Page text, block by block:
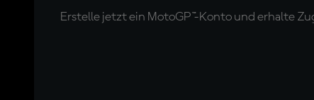
Erstelle jetzt ein MotoGP™-Konto und erhalte